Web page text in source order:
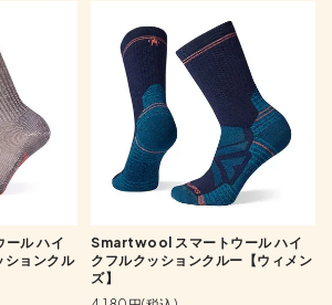
ル ハイ
ションクル
Smartwool スマートウール ハイ
クフルクッションクルー【ウィメン
ズ】